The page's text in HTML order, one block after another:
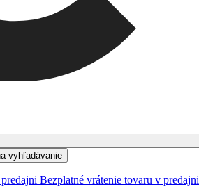
vyhľadávanie
Bezplatné vrátenie tovaru v predajni